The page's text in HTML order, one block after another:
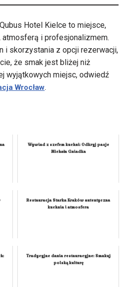
Hotel Kielce to miejsce,
i profesjonalizmem.
i skorzystania z opcji rezerwacji,
że smak jest bliżej niż
wyjątkowych miejsc, odwiedź
Wrocław.
Wywiad z szefem kuchni: Odkryj pasje
Michała Gniadka
Restauracja Starka Kraków autentyczna
kuchnia i atmosfera
Tradycyjne dania restauracyjne: Smakuj
polską kulturę